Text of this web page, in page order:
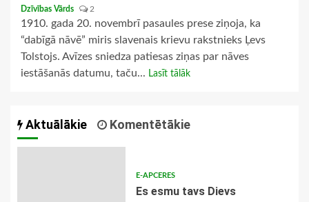
Dzīvības Vārds 2
1910. gada 20. novembrī pasaules prese ziņoja, ka
“dabīgā nāvē” miris slavenais krievu rakstnieks Ļevs
Tolstojs. Avīzes sniedza patiesas ziņas par nāves
iestāšanās datumu, taču... Lasīt tālāk
Aktuālākie Komentētākie
E-APCERES
Es esmu tavs Dievs